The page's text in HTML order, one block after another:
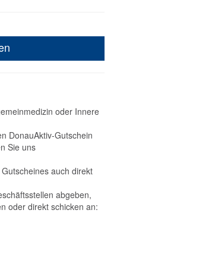
oder Innere
DonauAktiv-Gutschein
Sie uns
auch direkt
abgeben,
oder direkt schicken an: